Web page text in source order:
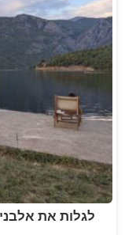
לגלות את